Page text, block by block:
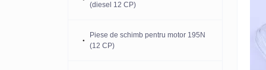
(diesel 12 CP)
Piese de schimb pentru motor 195N
(12 CP)